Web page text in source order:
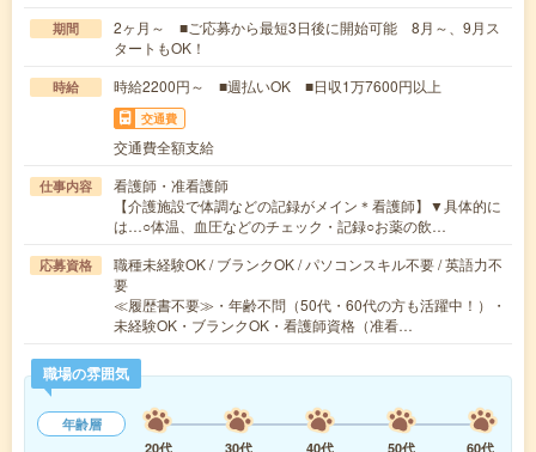
期間
2ヶ月～ ■ご応募から最短3日後に開始可能 8月～、9月ス
タートもOK！
時給 時給2200円～ ■週払いOK ■日収1万7600円以上
交通費
交通費全額支給
仕事内容
看護師・准看護師
【介護施設で体調などの記録がメイン＊看護師】▼具体的に
は…○体温、血圧などのチェック・記録○お薬の飲…
応募資格
職種未経験OK / ブランクOK / パソコンスキル不要 / 英語力不
要
≪履歴書不要≫・年齢不問（50代・60代の方も活躍中！）・
未経験OK・ブランクOK・看護師資格（准看…
職場の雰囲気
年齢層
20代
30代 40代 50代
60代